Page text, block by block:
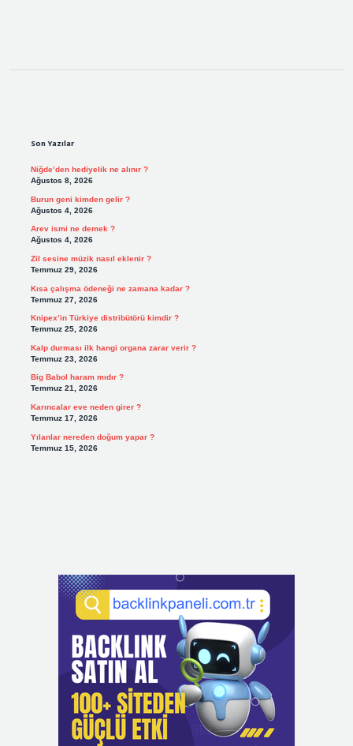
Son Yazılar
Niğde’den hediyelik ne alınır ?
Ağustos 8, 2026
Burun geni kimden gelir ?
Ağustos 4, 2026
Arev ismi ne demek ?
Ağustos 4, 2026
Zil sesine müzik nasıl eklenir ?
Temmuz 29, 2026
Kısa çalışma ödeneği ne zamana kadar ?
Temmuz 27, 2026
Knipex’in Türkiye distribütörü kimdir ?
Temmuz 25, 2026
Kalp durması ilk hangi organa zarar verir ?
Temmuz 23, 2026
Big Babol haram mıdır ?
Temmuz 21, 2026
Karıncalar eve neden girer ?
Temmuz 17, 2026
Yılanlar nereden doğum yapar ?
Temmuz 15, 2026